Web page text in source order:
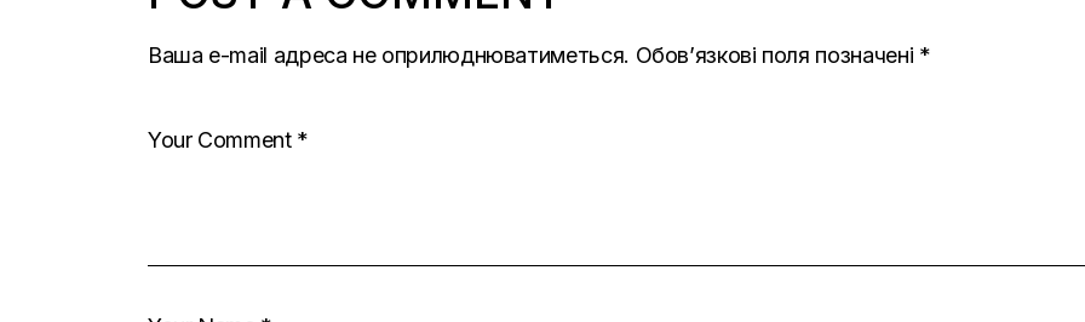
Ваша e-mail адреса не оприлюднюватиметься. Обов’язкові поля позначені *